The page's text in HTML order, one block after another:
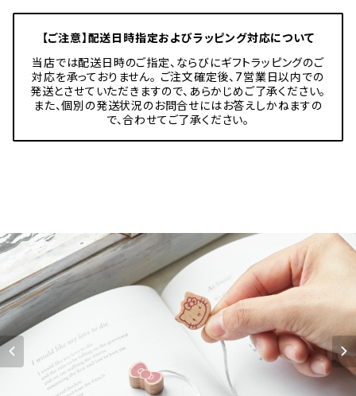
【ご注意】配送日時指定およびラッピング対応について
当店では配送日時のご指定、ならびにギフトラッピングのご
対応を承っておりません。 ご注文確定後、7営業日以内での
発送とさせていただきますので、あらかじめご了承ください。
また、個別の発送状況のお問合せにはお答えしかねますの
で、合わせてご了承ください。